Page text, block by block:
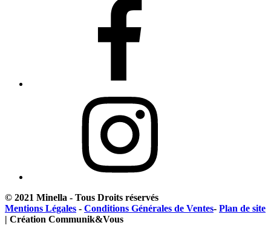
© 2021 Minella - Tous Droits réservés
Mentions Légales - Conditions Générales de Ventes- Plan de site
| Création Communik&Vous